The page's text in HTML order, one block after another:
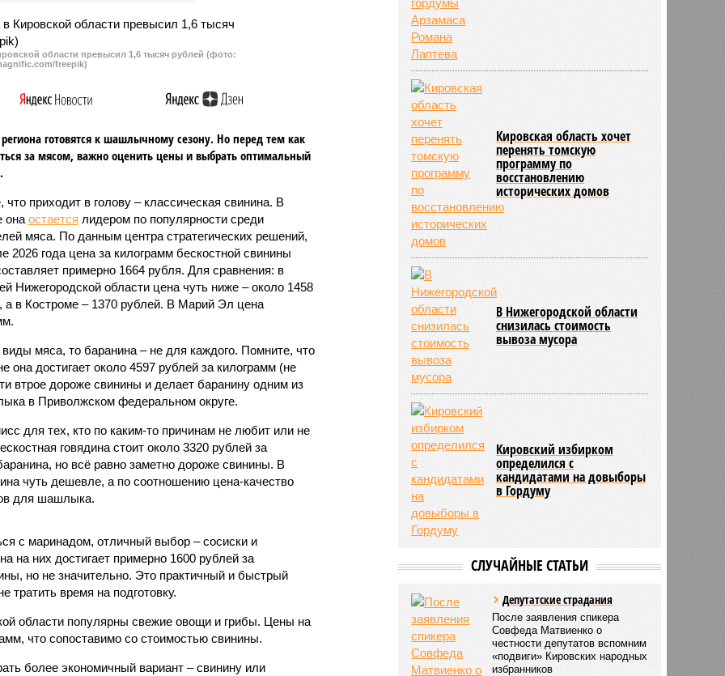
области превысил 1,6 тысяч рублей (фото:
freepik)
готовятся к шашлычному сезону. Но перед тем как
за мясом, важно оценить цены и выбрать оптимальный
что приходит в голову – классическая свинина. В
она остается лидером по популярности среди
мяса. По данным центра стратегических решений,
2026 года цена за килограмм бескостной свинины
примерно 1664 рубля. Для сравнения: в
Нижегородской области цена чуть ниже – около 1458
а в Костроме – 1370 рублей. В Марий Эл цена
мяса, то баранина – не для каждого. Помните, что
она достигает около 4597 рублей за килограмм (не
втрое дороже свинины и делает баранину одним из
в Приволжском федеральном округе.
для тех, кто по каким-то причинам не любит или не
говядина стоит около 3320 рублей за
но всё равно заметно дороже свинины. В
чуть дешевле, а по соотношению цена-качество
для шашлыка.
с маринадом, отличный выбор – сосиски и
на них достигает примерно 1600 рублей за
но не значительно. Это практичный и быстрый
тратить время на подготовку.
области популярны свежие овощи и грибы. Цены на
что сопоставимо со стоимостью свинины.
более экономичный вариант – свинину или
Кировская область хочет
перенять томскую
программу по
восстановлению
исторических домов
В Нижегородской области
снизилась стоимость
вывоза мусора
Кировский избирком
определился с
кандидатами на довыборы
в Гордуму
СЛУЧАЙНЫЕ СТАТЬИ
Депутатские страдания
После заявления спикера
Совфеда Матвиенко о
честности депутатов вспомним
«подвиги» Кировских народных
избранников